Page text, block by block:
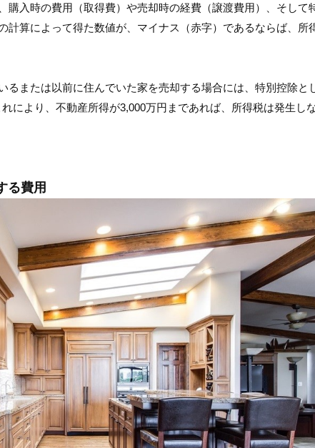
購入時の費用（取得費）や売却時の経費（譲渡費用）、そして
計算によって得た数値が、マイナス（赤字）であるならば、所
るまたは以前に住んでいた家を売却する場合には、特別控除と
により、不動産所得が3,000万円まであれば、所得税は発生し
る費用